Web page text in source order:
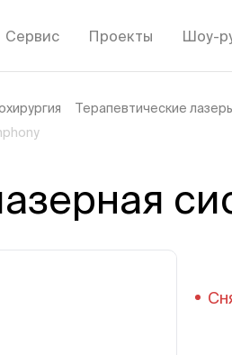
Сервис Проекты Шоу-
Терапевтические